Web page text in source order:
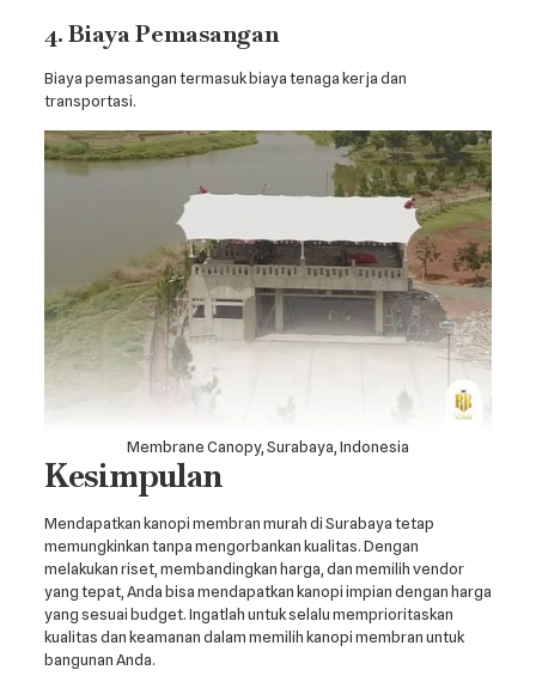
4. Biaya Pemasangan
Biaya pemasangan termasuk biaya tenaga kerja dan
transportasi.
Membrane Canopy, Surabaya, Indonesia
Kesimpulan
Mendapatkan kanopi membran murah di Surabaya tetap
memungkinkan tanpa mengorbankan kualitas. Dengan
melakukan riset, membandingkan harga, dan memilih vendor
yang tepat, Anda bisa mendapatkan kanopi impian dengan harga
yang sesuai budget. Ingatlah untuk selalu memprioritaskan
kualitas dan keamanan dalam memilih kanopi membran untuk
bangunan Anda.